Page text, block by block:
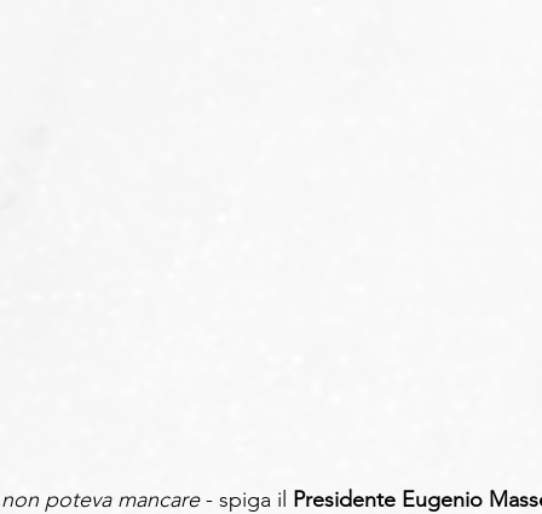
poteva mancare - spiga il Presidente Eugenio